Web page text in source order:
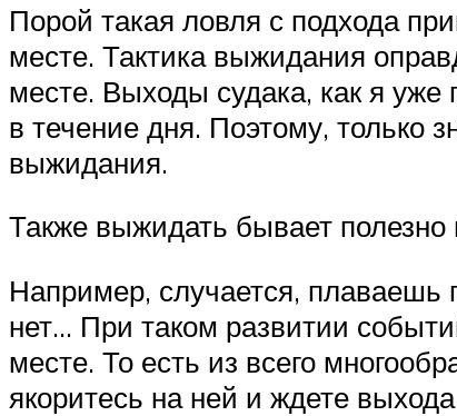
Порой такая ловля с подхода
месте. Тактика выжидания
месте. Выходы судака, как я уже
в течение дня. Поэтому, только
выжидания.
Также выжидать бывает
Например, случается, плаваешь
нет… При таком развитии
месте. То есть из всего
якоритесь на ней и ждете